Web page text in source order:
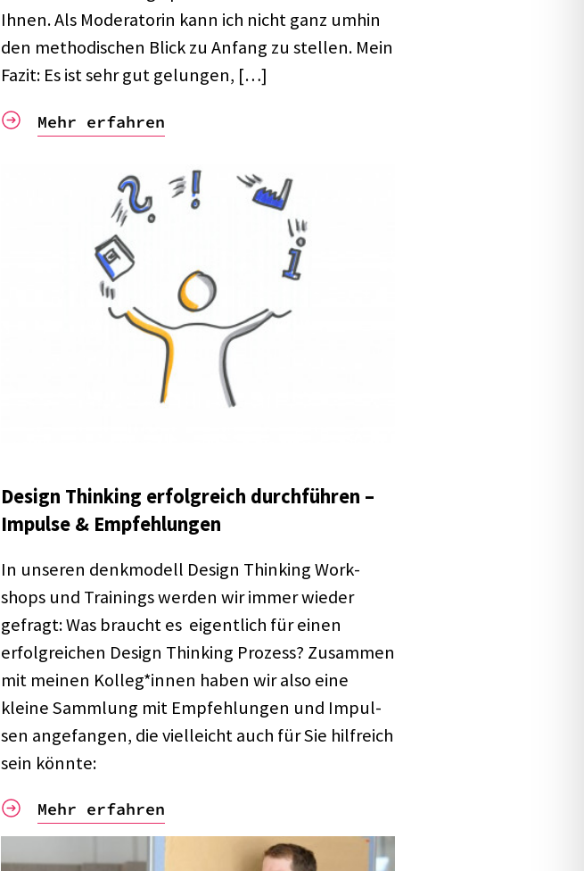
Ihnen. Als Mode­ra­to­rin kann ich nicht ganz umhin
den metho­di­schen Blick zu Anfang zu stel­len. Mein
Fazit: Es ist sehr gut gelun­gen, […]
Mehr erfahren
Design Thin­king erfolg­reich durch­füh­ren –
Impulse & Empfeh­lun­gen
In unse­ren denk­mo­dell Design Thin­king Work­
shops und Trai­nings werden wir immer wieder
gefragt: Was braucht es eigent­lich für einen
erfolg­rei­chen Design Thin­king Prozess? Zusam­men
mit meinen Kolleg*innen haben wir also eine
kleine Samm­lung mit Empfeh­lun­gen und Impul­
sen ange­fan­gen, die viel­leicht auch für Sie hilf­reich
sein könnte:
Mehr erfahren